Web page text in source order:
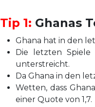
Tip 1: Ghanas
Ghana hat in den
Die letzten Spiele
unterstreicht.
Da Ghana in den
Wetten, dass
einer Quote von 1,7.